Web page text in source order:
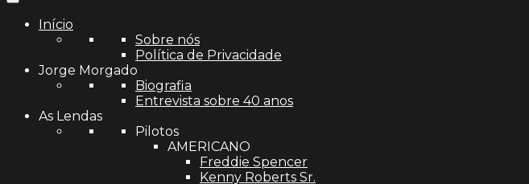
Início
Sobre nós
Política de Privacidade
Jorge Morgado
Biografia
Entrevista sobre 40 anos
As Lendas
Pilotos
AMERICANO
Freddie Spencer
Kenny Roberts Sr.